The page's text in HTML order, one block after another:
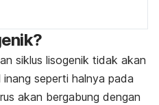
siklus lisogenik tidak akan
inang seperti halnya pada
akan bergabung dengan